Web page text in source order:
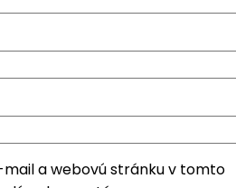
mail a webovú stránku v tomto